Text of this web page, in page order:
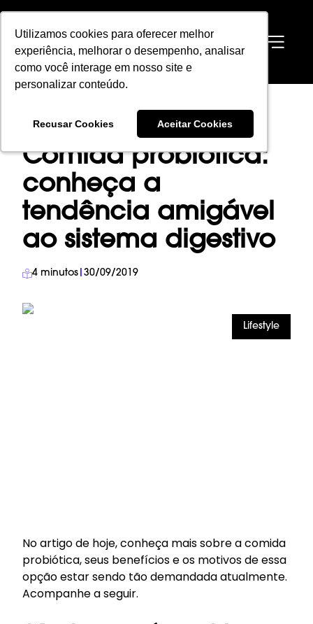
Utilizamos cookies para oferecer melhor
experiência, melhorar o desempenho, analisar
como você interage em nosso site e
personalizar conteúdo.
Recusar Cookies Aceitar Cookies
Utilizamos cookies para oferecer melhor
experiência, melhorar o desempenho, analisar
como você interage em nosso site e
personalizar conteúdo.
Recusar Cookies Aceitar Cookies
EN
→
COMIDA PROBIÓTICA: CONHEÇA A TENDÊNCIA AMIGÁVEL AO SISTEMA
Comida probiótica:
conheça a
tendência amigável
ao sistema digestivo
4 minutos 30/09/2019
Lifestyle
No artigo de hoje, conheça mais sobre a comida
probiótica, seus benefícios e os motivos de essa
opção estar sendo tão demandada atualmente.
Acompanhe a seguir.